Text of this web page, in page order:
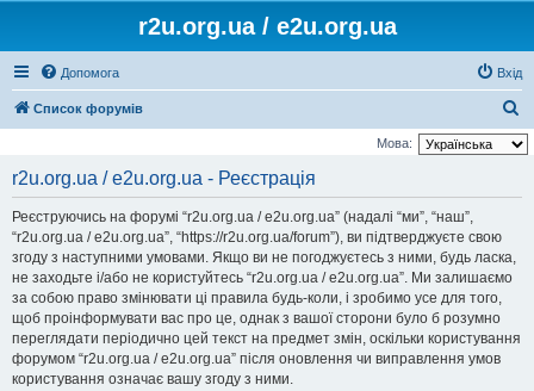
r2u.org.ua / e2u.org.ua
Допомога Вхід
Список форумів
о
Мова:
r2u.org.ua / e2u.org.ua - Реєстрація
Реєструючись на форумі “r2u.org.ua / e2u.org.ua” (надалі “ми”, “наш”,
“r2u.org.ua / e2u.org.ua”, “https://r2u.org.ua/forum”), ви підтверджуєте свою
згоду з наступними умовами. Якщо ви не погоджуєтесь з ними, будь ласка,
не заходьте і/або не користуйтесь “r2u.org.ua / e2u.org.ua”. Ми залишаємо
за собою право змінювати ці правила будь-коли, і зробимо усе для того,
щоб проінформувати вас про це, однак з вашої сторони було б розумно
переглядати періодично цей текст на предмет змін, оскільки користування
форумом “r2u.org.ua / e2u.org.ua” після оновлення чи виправлення умов
користування означає вашу згоду з ними.